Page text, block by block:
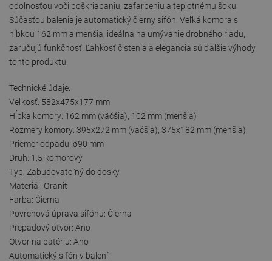
odolnosťou voči poškriabaniu, zafarbeniu a teplotnému šoku.
Súčasťou balenia je automatický čierny sifón. Veľká komora s
hĺbkou 162 mm a menšia, ideálna na umývanie drobného riadu,
zaručujú funkčnosť. Ľahkosť čistenia a elegancia sú ďalšie výhody
tohto produktu.
Technické údaje:
Veľkosť: 582x475x177 mm
Hĺbka komory: 162 mm (väčšia), 102 mm (menšia)
Rozmery komory: 395x272 mm (väčšia), 375x182 mm (menšia)
Priemer odpadu: ø90 mm
Druh: 1,5-komorový
Typ: Zabudovateľný do dosky
Materiál: Granit
Farba: Čierna
Povrchová úprava sifónu: Čierna
Prepadový otvor: Áno
Otvor na batériu: Áno
Automatický sifón v balení